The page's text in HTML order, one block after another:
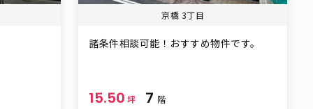
京橋 3丁目
諸条件相談可能！おすすめ物件です。
15.50 坪 7 階